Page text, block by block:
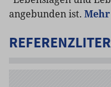
angebunden ist.